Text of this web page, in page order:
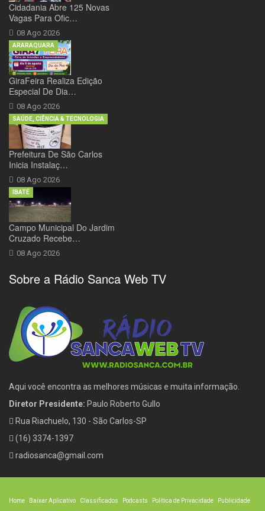
Cidadania Abre 125 Novas
Vagas Para Ofic…
08 Ago 2026
GiraFeira Realiza Edição
Especial De Dia…
08 Ago 2026
ARARAQUARA
Prefeitura De São Carlos
Inicia Instalaç…
08 Ago 2026
SAÚDE, CIÊNCIA & TECNOLOGIA
Campo Municipal Do Jardim
Cruzado Recebe…
08 Ago 2026
IBATÉ
Sobre a Rádio Sanca Web TV
Aqui você encontra as melhores músicas e muita informação.
Diretor Presidente: Paulo Roberto Gullo
Rua Riachuelo, 130 - São Carlos-SP
(16) 3374-1397
radiosanca@gmail.com
Home Baixar Aplicativo Classificados Podcasts Política de Privacidade Publicidade